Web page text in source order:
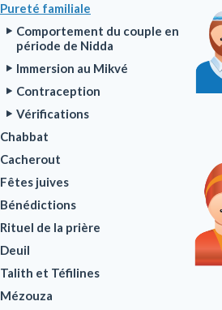
Pureté familiale
Comportement du couple en
période de Nidda
Immersion au Mikvé
Contraception
Vérifications
Chabbat
Cacherout
Fêtes juives
Bénédictions
Rituel de la prière
Deuil
Talith et Téfilines
Mézouza